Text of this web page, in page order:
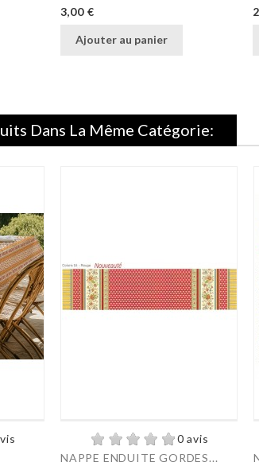
Prix
3,00 €
Ajouter au panier
Dans La Même Catégorie:
0 avis
NAPPE ENDUITE GORDES...